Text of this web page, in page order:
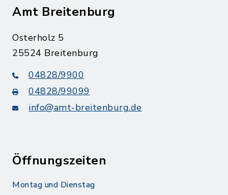
Amt Breitenburg
Osterholz 5
25524 Breitenburg
04828/9900
04828/99099
info@amt-breitenburg.de
Öffnungszeiten
Montag und Dienstag